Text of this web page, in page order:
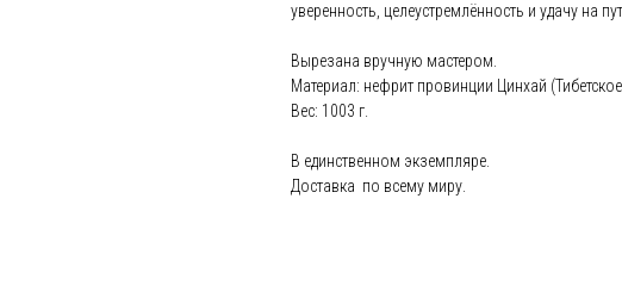
уверенность, целеустремлённость и удачу на
Вырезана вручную мастером.
Материал: нефрит провинции Цинхай
Вес: 1003 г.
В единственном экземпляре.
Доставка по всему миру.